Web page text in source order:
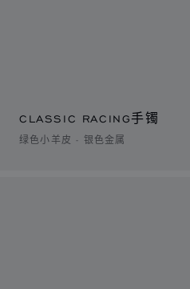
CLASSIC RACING手镯
绿色小羊皮 - 银色金属